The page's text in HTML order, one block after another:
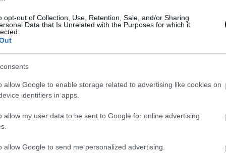
opt-out of Collection, Use, Retention, Sale, and/or Sharing
Data that Is Unrelated with the Purposes for which it
allow Google to enable storage related to advertising like cookies on
identifiers in apps.
allow my user data to be sent to Google for online advertising
allow Google to send me personalized advertising.
της δημοσιογράφου του Bloomberg «γιατί
αυτό;»ο Κυριάκος Μητσοτάκης απάντησε
λόγω της εσωτερικής πολιτικής, αλλά αυτό
και όχι δικό μου».
πεπρωμένο μας από τη γεωγραφία να ζούμε μαζί.
πολλές φορές, θα πρέπει να είμαστε σε θέση να
πολιτισμένο τρόπο»συνέχισε ο Έλληνας
την θετική πρόθεση της Ελλάδας για